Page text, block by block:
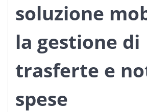
soluzione
la gestione di
trasferte e
spese